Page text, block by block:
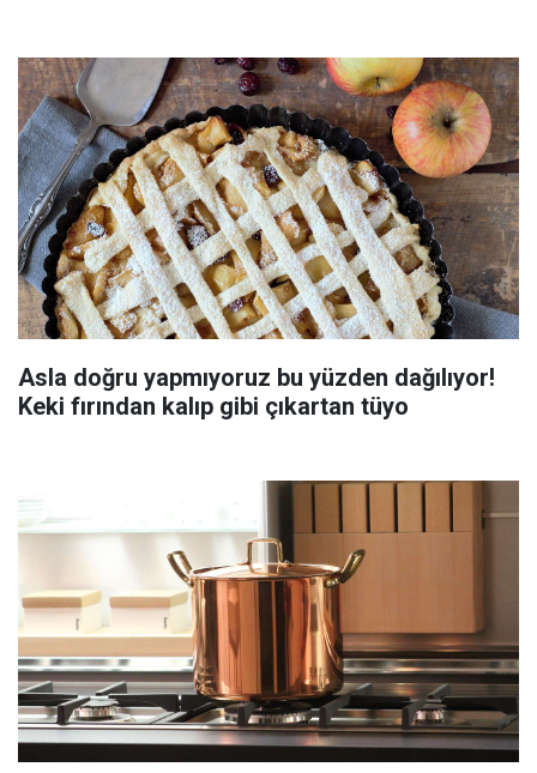
Asla doğru yapmıyoruz bu yüzden dağılıyor!
Keki fırından kalıp gibi çıkartan tüyo